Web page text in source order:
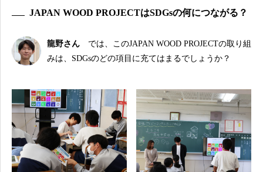
JAPAN WOOD PROJECTはSDGsの何につながる？
龍野さん では、このJAPAN WOOD PROJECTの取り組
みは、SDGsのどの項目に充てはまるでしょうか？